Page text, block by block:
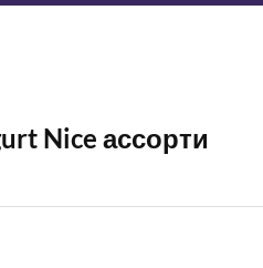
Nice ассорти